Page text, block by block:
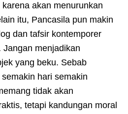
akan menurunkan
itu, Pancasila pun makin
dan tafsir kontemporer
menjadikan
yang beku. Sebab
hari semakin
tidak akan
tetapi kandungan moral